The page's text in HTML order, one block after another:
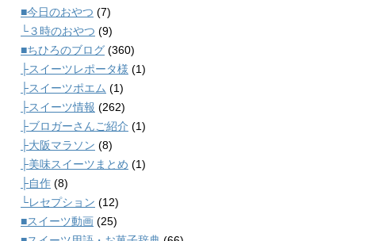
■今日のおやつ (7)
└３時のおやつ (9)
■ちひろのブログ (360)
├スイーツレポータ様 (1)
├スイーツポエム (1)
├スイーツ情報 (262)
├ブロガーさんご紹介 (1)
├大阪マラソン (8)
├美味スイーツまとめ (1)
├自作 (8)
└レセプション (12)
■スイーツ動画 (25)